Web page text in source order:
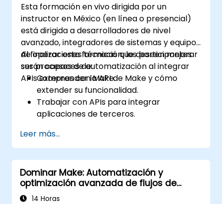
Esta formación en vivo dirigida por un
instructor en México (en línea o presencial)
está dirigida a desarrolladores de nivel
avanzado, integradores de sistemas y equipos
de operaciones técnicas que deseen mejorar
sus procesos de automatización al integrar
APIs externas con Make.
Al finalizar esta formación, los participantes
serán capaces de:
Comprender la API de Make y cómo
extender su funcionalidad.
Trabajar con APIs para integrar
aplicaciones de terceros.
aplicaciones sin soporte.
Utilizar técnicas avanzadas de
automatización con Make y APIs.
Leer más...
Dominar Make: Automatización y
optimización avanzada de flujos de
trabajo14 Horas